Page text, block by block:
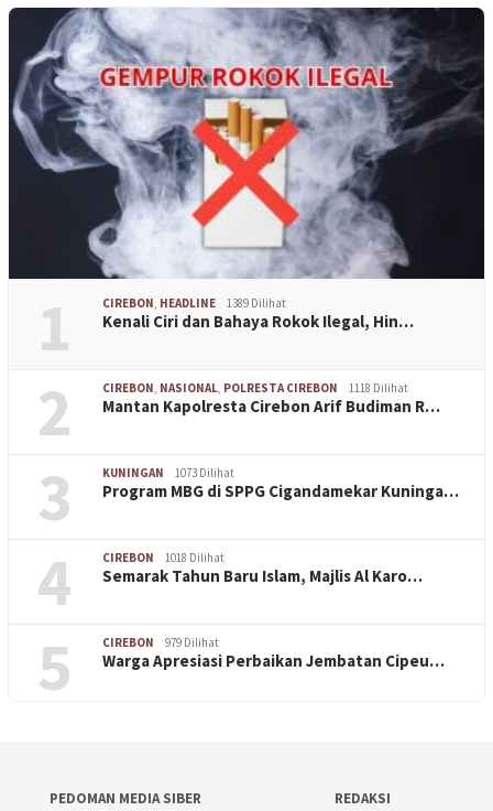
1 CIREBON, HEADLINE 1389 Dilihat
Kenali Ciri dan Bahaya Rokok Ilegal, Hin…
2 CIREBON, NASIONAL, POLRESTA CIREBON 1118 Dilihat
Mantan Kapolresta Cirebon Arif Budiman R…
3 KUNINGAN 1073 Dilihat
Program MBG di SPPG Cigandamekar Kuninga…
4 CIREBON 1018 Dilihat
Semarak Tahun Baru Islam, Majlis Al Karo…
5 CIREBON 979 Dilihat
Warga Apresiasi Perbaikan Jembatan Cipeu…
PEDOMAN MEDIA SIBER REDAKSI